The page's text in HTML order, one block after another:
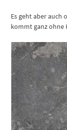
Es geht aber auch
kommt ganz ohne